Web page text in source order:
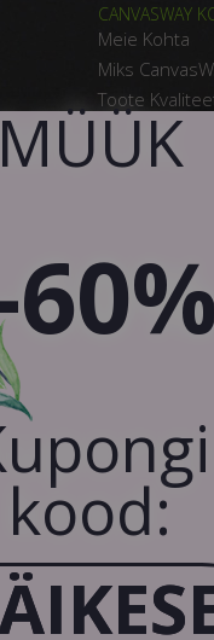
CANVASWAY
Meie Kohta
Miks
Toote
Klientide
Kontakt
SIA Canvas
Brīvības
​MÜÜK
kood: